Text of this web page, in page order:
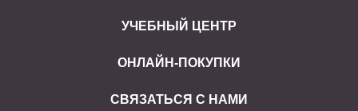
УЧЕБНЫЙ ЦЕНТР
ОНЛАЙН-ПОКУПКИ
СВЯЗАТЬСЯ С НАМИ